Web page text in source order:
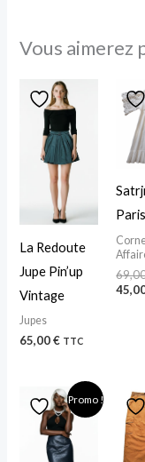
Vous aimerez
La Redoute
Jupe Pin’up
Vintage
Jupes
65,00€ TTC
Paris
Promo !
Le
prix
initial
était :
230,00 €.
Le
prix
actuel
est :
129,00 €.